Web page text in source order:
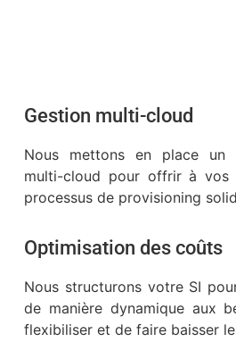
Gestion multi-cloud
Nous mettons en place
multi-cloud pour offrir à vos
processus de provisioning
Optimisation des coûts
Nous structurons votre SI pour
de manière dynamique aux
flexibiliser et de faire baisser